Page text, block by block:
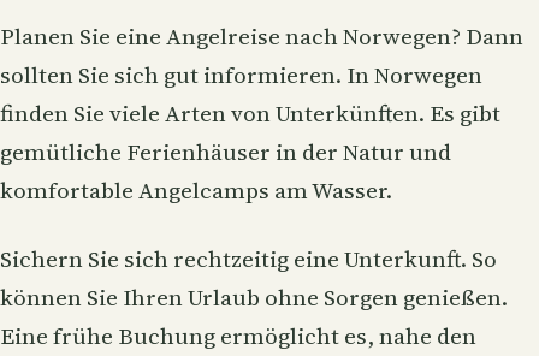
Planen Sie eine Angelreise nach Norwegen? Dann
sollten Sie sich gut informieren. In Norwegen
finden Sie viele Arten von Unterkünften. Es gibt
gemütliche Ferienhäuser in der Natur und
komfortable Angelcamps am Wasser.
Sichern Sie sich rechtzeitig eine Unterkunft. So
können Sie Ihren Urlaub ohne Sorgen genießen.
Eine frühe Buchung ermöglicht es, nahe den